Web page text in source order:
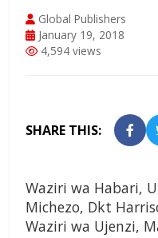
Global Publishers
January 19, 2018
4,594 views
SHARE THIS:
Waziri wa Habari,
Michezo, Dkt
Waziri wa Ujenzi,